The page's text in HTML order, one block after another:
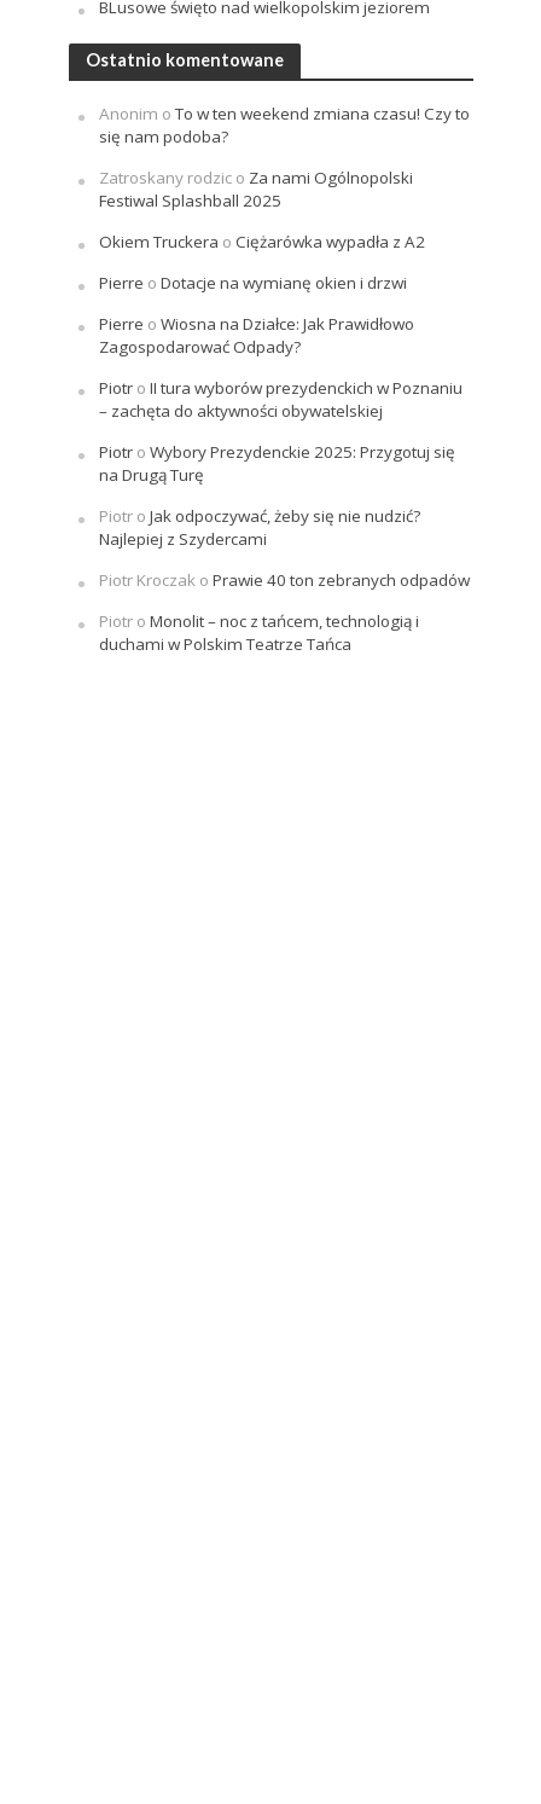
BLusowe święto nad wielkopolskim jeziorem
Ostatnio komentowane
Anonim oTo w ten weekend zmiana czasu! Czy to
się nam podoba?
Zatroskany rodzico Za nami Ogólnopolski
Festiwal Splashball 2025
Okiem Truckera o Ciężarówka wypadła z A2
Pierre o Dotacje na wymianę okien i drzwi
Pierre o Wiosna na Działce: Jak Prawidłowo
Zagospodarować Odpady?
Piotro II tura wyborów prezydenckich w Poznaniu
– zachęta do aktywności obywatelskiej
Piotro Wybory Prezydenckie 2025: Przygotuj się
na Drugą Turę
Piotro Jak odpoczywać, żeby się nie nudzić?
Najlepiej z Szydercami
Piotr Kroczako Prawie 40 ton zebranych odpadów
Piotro Monolit – noc z tańcem, technologią i
duchami w Polskim Teatrze Tańca